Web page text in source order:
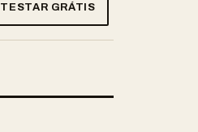
TESTAR GRÁTIS